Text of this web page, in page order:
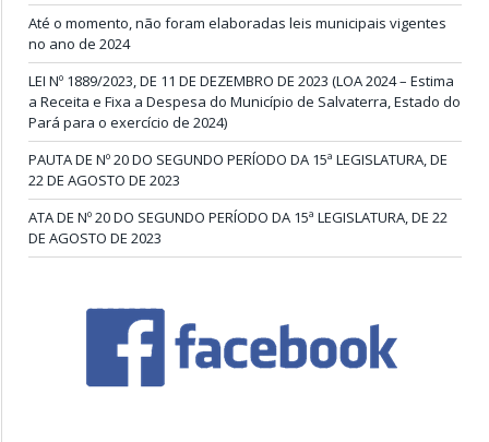
Até o momento, não foram elaboradas leis municipais vigentes
no ano de 2024
LEI Nº 1889/2023, DE 11 DE DEZEMBRO DE 2023 (LOA 2024 – Estima
a Receita e Fixa a Despesa do Município de Salvaterra, Estado do
Pará para o exercício de 2024)
PAUTA DE Nº 20 DO SEGUNDO PERÍODO DA 15ª LEGISLATURA, DE
22 DE AGOSTO DE 2023
ATA DE Nº 20 DO SEGUNDO PERÍODO DA 15ª LEGISLATURA, DE 22
DE AGOSTO DE 2023